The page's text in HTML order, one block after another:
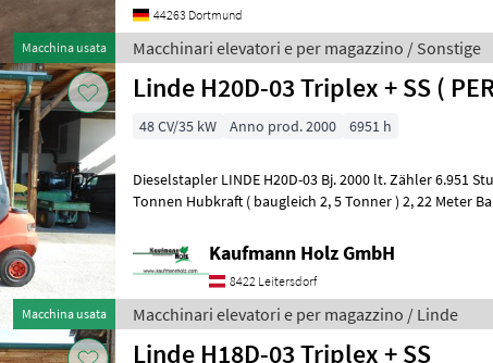
Macchina usata
44263 Dortmund
Macchinari elevatori e per magazzino / Sonstige
Macchina usata
Linde H20D-03 Triplex + SS (
48 CV/35 kW Anno prod. 2000 6951 h
Dieselstapler LINDE H20D-03 Bj. 2000 lt. Zähler 6.951 Stunden 2
Tonnen Hubkraft ( baugleich 2, 5 Tonner ) 2, 22 Meter Bauhöhe 2, 03
Kaufmann Holz GmbH
8422 Leitersdorf
Macchinari elevatori e per magazzino / Linde
Linde H18D-03 Triplex + SS